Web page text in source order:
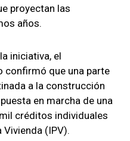
proyectan las
años.
iniciativa, el
confirmó que una parte
a la construcción
en marcha de una
créditos individuales
(IPV).